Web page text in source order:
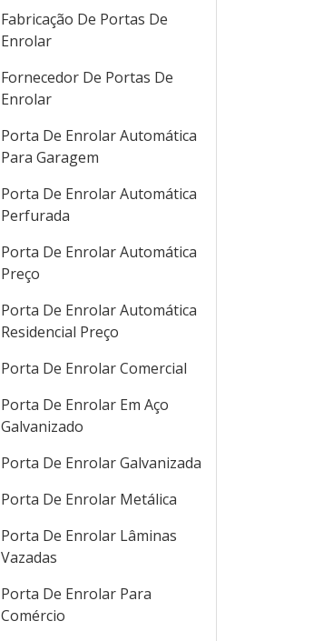
Fabricação De Portas De
Enrolar
Fornecedor De Portas De
Enrolar
Porta De Enrolar Automática
Para Garagem
Porta De Enrolar Automática
Perfurada
Porta De Enrolar Automática
Preço
Porta De Enrolar Automática
Residencial Preço
Porta De Enrolar Comercial
Porta De Enrolar Em Aço
Galvanizado
Porta De Enrolar Galvanizada
Porta De Enrolar Metálica
Porta De Enrolar Lâminas
Vazadas
Porta De Enrolar Para
Comércio